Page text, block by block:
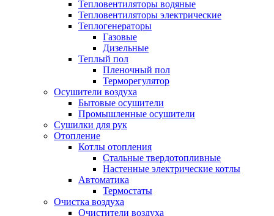
Тепловентиляторы водяные
Тепловентиляторы электрические
Теплогенераторы
Газовые
Дизельные
Теплый пол
Пленочный пол
Терморегулятор
Осушители воздуха
Бытовые осушители
Промышленные осушители
Сушилки для рук
Отопление
Котлы отопления
Стальные твердотопливные
Настенные электрические котлы
Автоматика
Термостаты
Очистка воздуха
Очистители воздуха